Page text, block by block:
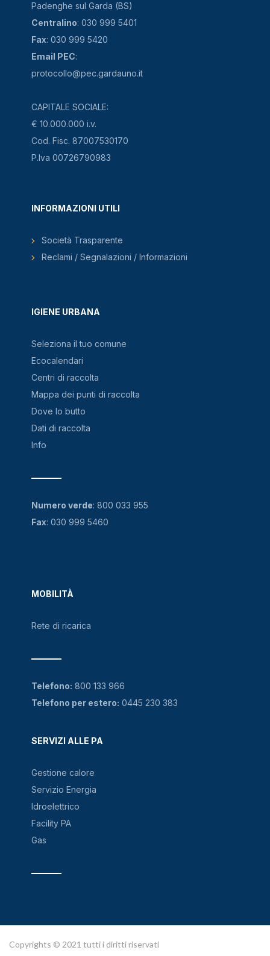
Padenghe sul Garda (BS)
Centralino: 030 999 5401
Fax: 030 999 5420
Email PEC:
protocollo@pec.gardauno.it
CAPITALE SOCIALE:
€ 10.000.000 i.v.
Cod. Fisc. 87007530170
P.Iva 00726790983
IGIENE URBANA
Seleziona il tuo comune
Ecocalendari
Centri di raccolta
Mappa dei punti di raccolta
Dove lo butto
Dati di raccolta
Info
MOBILITÀ
Rete di ricarica
SERVIZI ALLE PA
Gestione calore
Servizio Energia
Idroelettrico
Facility PA
Gas
INFORMAZIONI UTILI
Società Trasparente
Reclami / Segnalazioni / Informazioni
Numero verde: 800 033 955
Fax: 030 999 5460
Telefono: 800 133 966
Telefono per estero: 0445 230 383
Copyrights © 2021 tutti i diritti riservati